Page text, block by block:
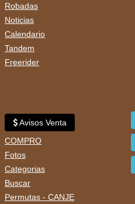
Robadas
Noticias
Calendario
Tandem
Freerider
Avisos Venta
COMPRO
Fotos
Categorias
Buscar
Permutas - CANJE